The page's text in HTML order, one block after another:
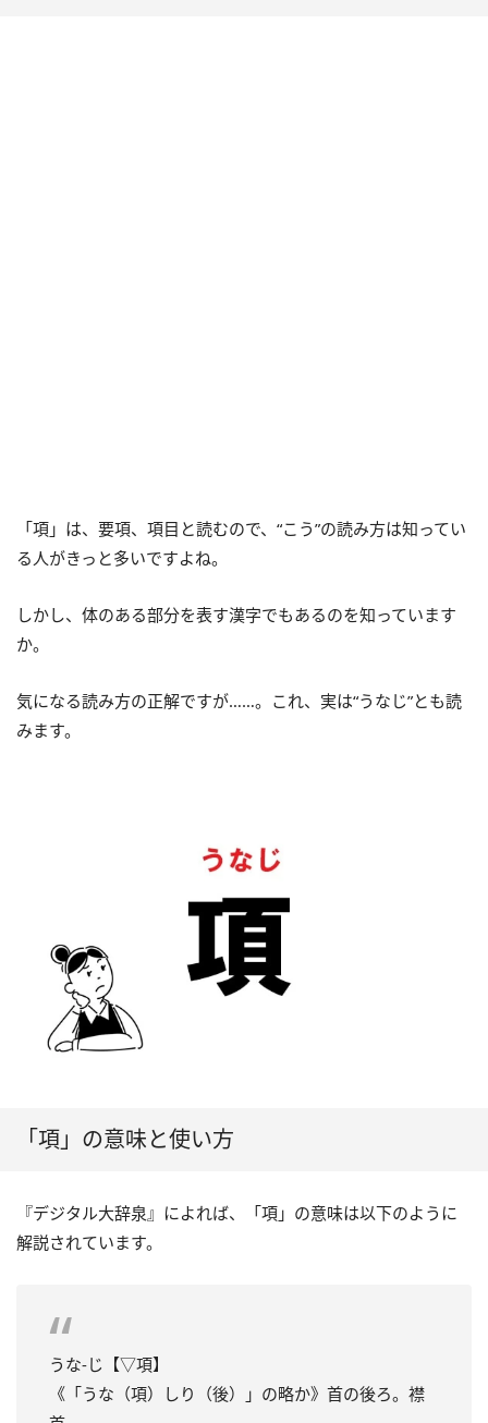
「項」は、要項、項目と読むので、“こう”の読み方は知ってい
る人がきっと多いですよね。
しかし、体のある部分を表す漢字でもあるのを知っています
か。
気になる読み方の正解ですが……。これ、実は“うなじ”とも読
みます。
「項」の意味と使い方
『デジタル大辞泉』によれば、「項」の意味は以下のように
解説されています。
うな‐じ【▽項】
《「うな（項）しり（後）」の略か》首の後ろ。襟